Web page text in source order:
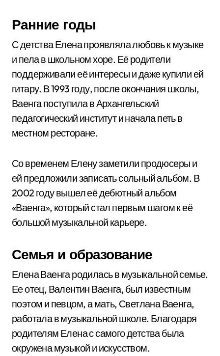
Ранние годы
С детства Елена проявляла любовь к музыке
и пела в школьном хоре. Её родители
поддерживали её интересы и даже купили ей
гитару. В 1993 году, после окончания школы,
Ваенга поступила в Архангельский
педагогический институт и начала петь в
местном ресторане.
Со временем Елену заметили продюсеры и
ей предложили записать сольный альбом. В
2002 году вышел её дебютный альбом
«Ваенга», который стал первым шагом к её
большой музыкальной карьере.
Семья и образование
Елена Ваенга родилась в музыкальной семье.
Ее отец, Валентин Ваенга, был известным
поэтом и певцом, а мать, Светлана Ваенга,
работала в музыкальной школе. Благодаря
родителям Елена с самого детства была
окружена музыкой и искусством.